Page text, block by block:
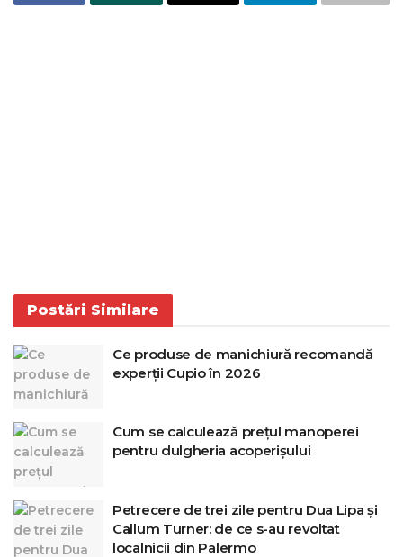
Postări Similare
Ce produse de manichiură recomandă
experții Cupio în 2026
Cum se calculează prețul manoperei
pentru dulgheria acoperișului
Petrecere de trei zile pentru Dua Lipa și
Callum Turner: de ce s-au revoltat
localnicii din Palermo